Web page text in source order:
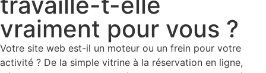
vraiment pour vous ?
Votre site web est-il un moteur ou un frein pour votre
activité ? De la simple vitrine à la réservation en ligne,